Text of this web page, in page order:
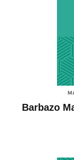
Barbazo